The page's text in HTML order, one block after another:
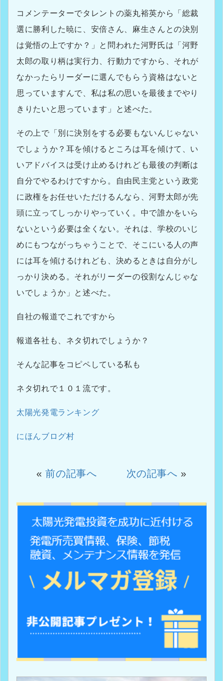
コメンテーターでタレントの薬丸裕英から「総裁
選に勝利した暁に、安倍さん、麻生さんとの決別
は覚悟の上ですか？」と問われた河野氏は「河野
太郎の取り柄は実行力、行動力ですから、それが
なかったらリーダーに選んでもらう資格はないと
思っていますんで、私は私の思いを最後までやり
きりたいと思っています」と述べた。
その上で「別に決別をする必要もないんじゃない
でしょうか？耳を傾けるところは耳を傾けて、い
いアドバイスは受け止めるけれども最後の判断は
自分でやるわけですから。自由民主党という政党
に政権をお任せいただけるんなら、河野太郎が先
頭に立ってしっかりやっていく。中で誰かをいら
ないという必要は全くない。それは、学校のいじ
めにもつながっちゃうことで、そこにいる人の声
には耳を傾けるけれども、決めるときは自分がし
っかり決める。それがリーダーの役割なんじゃな
いでしょうか」と述べた。
自社の報道でこれですから
報道各社も、ネタ切れでしょうか？
そんな記事をコピペしている私も
ネタ切れで１０１流です。
太陽光発電ランキング
にほんブログ村
«前の記事へ 次の記事へ »